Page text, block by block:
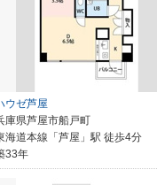
ウゼ芦屋
庫県芦屋市船戸町
海道本線「芦屋」駅 徒歩4分
33年